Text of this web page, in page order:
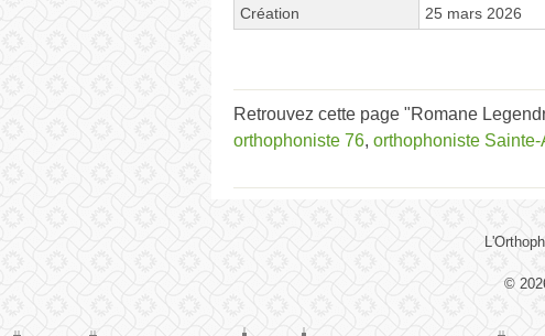
Création
25 mars 2026
Retrouvez cette page "Romane
orthophoniste 76, orthophoniste
©